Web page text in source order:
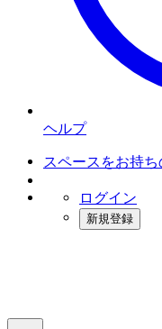
ヘルプ
スペースをお持ち
ログイン
新規登録